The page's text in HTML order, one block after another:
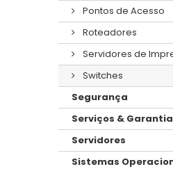
Pontos de Acesso
Roteadores
Servidores de
Switches
Segurança
Serviços &
Servidores
Sistemas